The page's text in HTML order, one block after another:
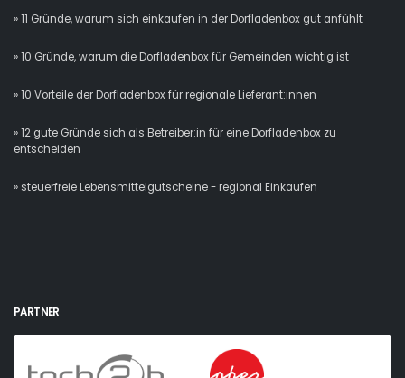
» 11 Gründe, warum sich einkaufen in der Dorfladenbox gut anfühlt
» 10 Gründe, warum die Dorfladenbox für Gemeinden wichtig ist
» 10 Vorteile der Dorfladenbox für regionale Lieferant:innen
» 12 gute Gründe sich als Betreiber:in für eine Dorfladenbox zu
entscheiden
» steuerfreie Lebensmittelgutscheine - regional Einkaufen
PARTNER